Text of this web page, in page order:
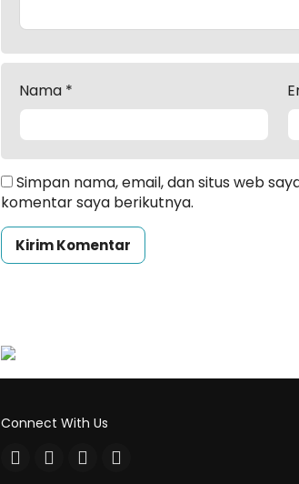
Nama *
Simpan nama, email, dan situs web
komentar saya berikutnya.
Connect With Us